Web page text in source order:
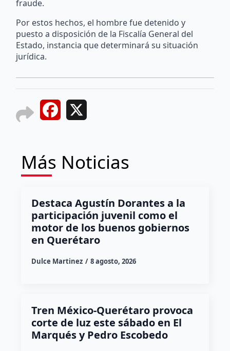
fraude.
Por estos hechos, el hombre fue detenido y
puesto a disposición de la Fiscalía General del
Estado, instancia que determinará su situación
jurídica.
Facebook
Más Noticias
Destaca Agustín Dorantes a la
participación juvenil como el
motor de los buenos gobiernos
en Querétaro
Dulce Martinez 8 agosto, 2026
Tren México-Querétaro provoca
corte de luz este sábado en El
Marqués y Pedro Escobedo